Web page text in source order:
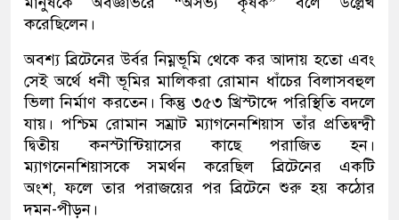
করেছিলেন।
অবশ্য ব্রিটেনের উর্বর নিম্নভূমি থেকে কর আদায় হতো এবং
সেই অর্থে ধনী ভূমির মালিকরা রোমান ধাঁচের বিলাসবহুল
ভিলা নির্মাণ করতেন। কিন্তু ৩৫৩ খ্রিস্টাব্দে পরিস্থিতি বদলে
যায়। পশ্চিম রোমান সম্রাট ম্যাগনেনশিয়াস তাঁর প্রতিদ্বন্দ্বী
দ্বিতীয় কনস্টান্টিয়াসের কাছে পরাজিত হন।
ম্যাগনেনশিয়াসকে সমর্থন করেছিল ব্রিটেনের একটি
অংশ, ফলে তার পরাজয়ের পর ব্রিটেনে শুরু হয় কঠোর
দমন-পীড়ন।